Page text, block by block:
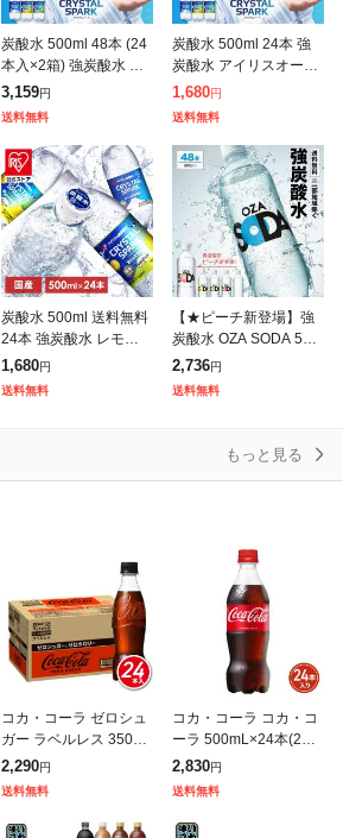
炭酸水 500ml 48本 (24
本入×2箱) 強炭酸水 ア
イリスオーヤマ クリス
タルスパーク 炭酸 ラム
ネ グレープソーダ レ
3,159円
送料無料
炭酸水 500ml 24本 強
炭酸水 アイリスオーヤ
マ 選べる ラベルレス
プレーン レモン ラムネ
グレープソーダ フレー
バー
1,680円
送料無料
炭酸水 500ml 送料無料
24本 強炭酸水 レモン
グレープフルーツ 水 ミ
ネラルウォーター 500
ml×24本 富士山の強
1,680円
送料無料
【★ピーチ新登場】強
炭酸水 OZA SODA 500
ml 48本 2ケース 炭酸水
無糖 ソーダ まとめ買い
割材 最安値に挑戦
2,736円
送料無料
もっと見る
コカ・コーラ ゼロシュ
ガー ラベルレス 350mL
×24本(24本×1ケース) 2
605jccc
2,290円
送料無料
コカ・コーラ コカ・コ
ーラ 500mL×24本(24本
×1ケース) 2605jccc
2,830円
送料無料